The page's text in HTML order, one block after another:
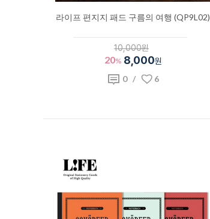
라이프 편지지 패드 구름의 여행 (QP9L02)
10,000원
20% 8,000원
0/ 6